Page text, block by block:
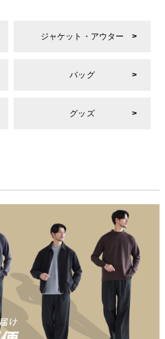
ジャケット・アウター
バッグ
グッズ